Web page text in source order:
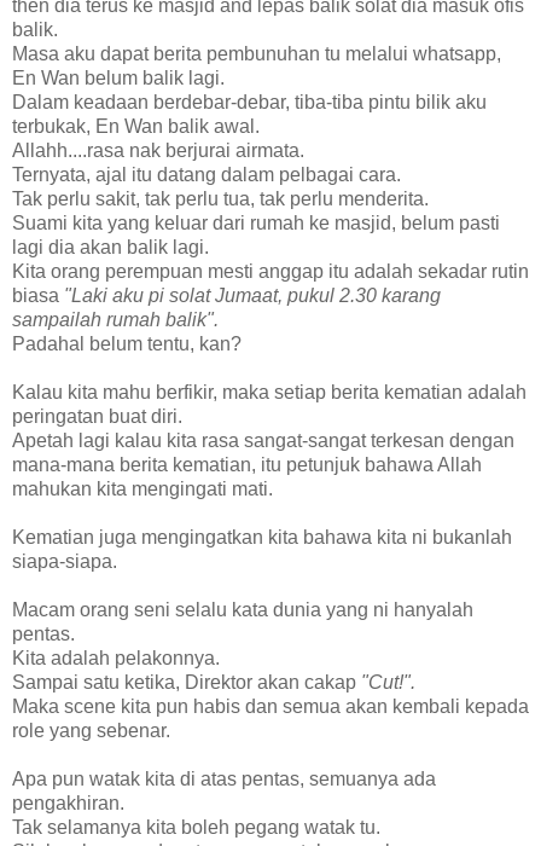
then dia terus ke masjid and lepas balik solat dia masuk ofis
balik.
Masa aku dapat berita pembunuhan tu melalui whatsapp,
En Wan belum balik lagi.
Dalam keadaan berdebar-debar, tiba-tiba pintu bilik aku
terbukak, En Wan balik awal.
Allahh....rasa nak berjurai airmata.
Ternyata, ajal itu datang dalam pelbagai cara.
Tak perlu sakit, tak perlu tua, tak perlu menderita.
Suami kita yang keluar dari rumah ke masjid, belum pasti
lagi dia akan balik lagi.
Kita orang perempuan mesti anggap itu adalah sekadar rutin
biasa "Laki aku pi solat Jumaat, pukul 2.30 karang
sampailah rumah balik".
Padahal belum tentu, kan?
Kalau kita mahu berfikir, maka setiap berita kematian adalah
peringatan buat diri.
Apetah lagi kalau kita rasa sangat-sangat terkesan dengan
mana-mana berita kematian, itu petunjuk bahawa Allah
mahukan kita mengingati mati.
Kematian juga mengingatkan kita bahawa kita ni bukanlah
siapa-siapa.
Macam orang seni selalu kata dunia yang ni hanyalah
pentas.
Kita adalah pelakonnya.
Sampai satu ketika, Direktor akan cakap "Cut!".
Maka scene kita pun habis dan semua akan kembali kepada
role yang sebenar.
Apa pun watak kita di atas pentas, semuanya ada
pengakhiran.
Tak selamanya kita boleh pegang watak tu.